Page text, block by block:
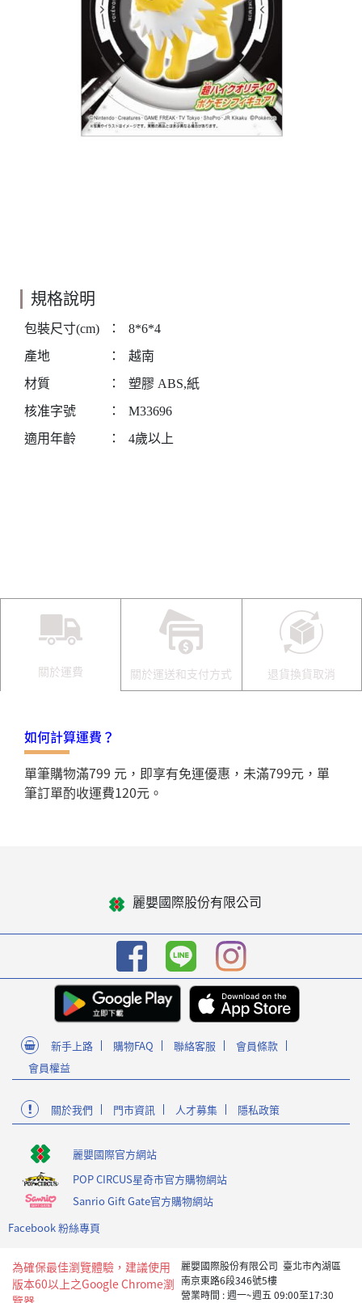
規格說明
包裝尺寸(cm) ：
8*6*4
產地
：
越南
材質
：
塑膠 ABS,紙
核准字號
：
M33696
適用年齡
： 4歲以上
關於運費 關於運送和支付方式 退貨換貨取消
如何計算運費？
單筆購物滿799 元，即享有免運優惠，未滿799元，單
筆訂單酌收運費120元。
麗嬰國際股份有限公司
新手上路 購物FAQ 聯絡客服
會員條款
會員權益
關於我們 門市資訊 人才募集 隱私政策
麗嬰國際官方網站
POP CIRCUS星奇市官方購物網站
Sanrio Gift Gate官方購物網站
Facebook 粉絲專頁
為確保最佳瀏覽體驗，建議使用
版本60以上之Google Chrome瀏
麗嬰國際股份有限公司 臺北市內湖區
南京東路6段346號5樓
營業時間 : 週一~週五 09:00至17:30